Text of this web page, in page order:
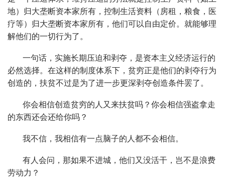
地）归大垄断资本家所有，控制生活资料（房租，粮食，医
疗等）归大垄断资本家所有，他们可以自由定价。就能够理
解他们的一切行为了。
一句话，实施长期压迫和剥夺，是资本主义经济运行的
必然选择。在这样的制度体系下，贫穷正是他们的剥夺行为
创造的，扶贫不过是为了进一步更深剥夺创造条件罢了。
你会相信创造贫穷的人又来扶贫吗？你会相信强盗拿走
的东西还会还给你吗？
我不信，我相信有一点脑子的人都不会相信。
有人会问，那如果不进城，他们又没活干，岂不是浪费
劳动力？